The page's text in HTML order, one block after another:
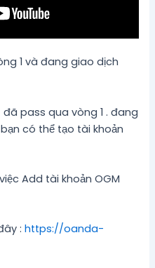
1 và đang giao dịch
pass qua vòng 1 . đang
có thể tạo tài khoản
Add tài khoản OGM
:https://oanda-